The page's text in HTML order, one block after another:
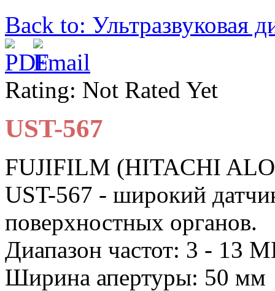
Back to: Ультразвуковая
Rating: Not Rated Yet
UST-567
FUJIFILM (HITACHI
UST-567 - широкий
поверхностных органов.
Диапазон частот: 3 - 13
Ширина апертуры: 50 мм